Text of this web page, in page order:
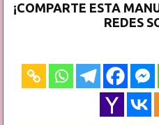
¡COMPARTE ESTA
REDES